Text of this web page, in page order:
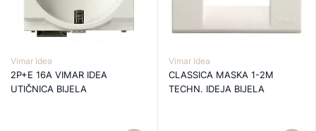
Vimar Idea
2P+E 16A VIMAR IDEA
UTIČNICA BIJELA
Vimar Idea
CLASSICA MASKA 1-2M
TECHN. IDEJA BIJELA